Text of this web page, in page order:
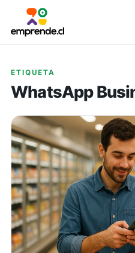
ETIQUETA
WhatsApp